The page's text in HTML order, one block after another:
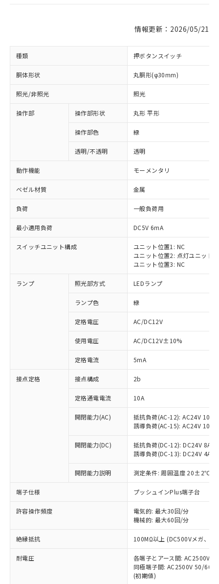
情報更新：2026/05/21
種類 押ボタンスイッチ
胴体形状 丸胴形(φ30mm)
照光/非照光 照光
操作部 操作部形状 丸形 平形
操作部色 緑
透明/不透明 透明
動作機能 モーメンタリ
ベゼル材質 金属
負荷 一般負荷用
最小適用負荷 DC5V 6mA
スイッチユニット構成
ユニット位置1: NC
ユニット位置2: 点灯ユニット
ユニット位置3: NC
ランプ 照光部方式 LEDランプ
ランプ色 緑
定格電圧 AC/DC12V
使用電圧 AC/DC12V±10%
定格電流 5mA
接点定格 接点構成 2b
定格通電電流 10A
開閉能力(AC)
抵抗負荷(AC-12): AC24V 10A/
誘導負荷(AC-15): AC24V
開閉能力(DC)
抵抗負荷(DC-12): DC24V 8A/
誘導負荷(DC-13): DC24V 4A/
開閉能力説明 測定条件: 周囲温度 20±2℃、
端子仕様 プッシュインPlus端子台
許容操作頻度
電気的: 最大30回/分
機械的: 最大60回/分
絶縁抵抗 100MΩ以上 (DC500Vメガ、点
耐電圧
各端子とアース間: AC2500V
同極端子間: AC2500V 50/
(初期値)
ご利用条件
以下の条件をお読みいただき、同意のうえ
ご利用ください。
本サービスは、当社制御機器事業取扱
商品の当社在庫状況および標準価格
(税抜)を提供させていただくもので
当社制御機器事業取扱商品の中には、
本サービスの対象外となる商品もある
ことをご了承ください。
在庫状況および標準価格照会結果は、
記載している更新日時点での社内デー
タに基づき作成されるものであり、閲
覧された時点での実際の在庫および標
準価格とは異なる場合があることをご
※1 対応状況
対応済み：EU RoHS指令（10物質）の
非含有に対応した製品が提供可能な商品で
す。
対応予定：EU RoHS指令（10物質）の非含
有に対応した製品に切り替える予定のある
対応予定なし：EU RoHS指令（10物質）の
非含有に非対応の商品で、対応品を出す予
定はありません。
調査・確認中：EU RoHS指令（10物質）の
非含有の対応状況を調査中または確認中の
非該当品：ライセンス料など無形物で、有
害物質有無と関係のない商品です。
仕入先様の事情により、非含有部品として
いたものが、含有品と判明した場合などや
むを得ず変更することがあります。
六価クロム(Cr(Ⅵ)) 1000ppm以下、ポリ臭化ビフェニル
類(PBB) 1000ppm以下、ポリ臭化ジフェニルエーテル類
「○」：最大均質材料含有率が中国RoHSの
基準値以下であることを示します。
「×」：最大均質材料含有率が中国RoHSの
基準値を超えていることを示します。
「－」：未確認です。当社販売部門へお問
*中国RoHS10物質の基準値 (GB/T26572)：
Pb(鉛) :1000ppm、 Hg(水銀) : 1000ppm、 Cd(カドミウ
Cr(Ⅵ)(六価クロム) : 1000ppm、 PBBs(ポリ臭化ビフェ
当社は、これら貴社製品のうち、外国
為替および外国貿易法に定める商品
（以下｢規制貨物等」という）を輸出
または国外への提供する場合は、日本
国政府の輸出許可(または役務取引許
可)を取得するなどの必要な手続きを